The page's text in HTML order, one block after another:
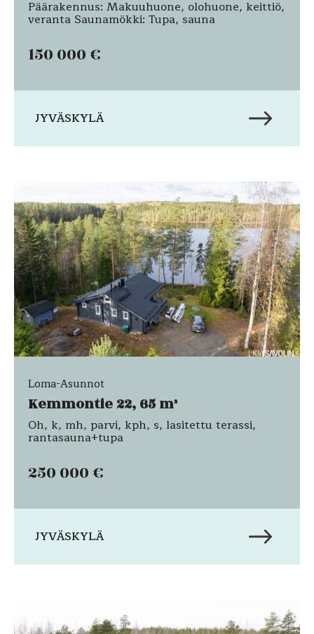
Päärakennus: Makuuhuone, olohuone, keittiö,
veranta Saunamökki: Tupa, sauna
150 000 €
JYVÄSKYLÄ
Loma-Asunnot
Kemmontie 22, 65 m²
Oh, k, mh, parvi, kph, s, lasitettu terassi,
rantasauna+tupa
250 000 €
JYVÄSKYLÄ